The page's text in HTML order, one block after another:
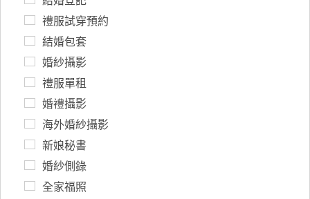
禮服試穿預約
結婚包套
婚紗攝影
禮服單租
婚禮攝影
海外婚紗攝影
新娘秘書
婚紗側錄
全家福照